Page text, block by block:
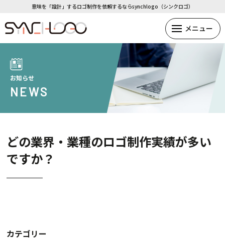
意味を「設計」するロゴ制作を依頼するならsynchlogo（シンクロゴ）
お知らせ
NEWS
どの業界・業種のロゴ制作実績が多い
ですか？
カテゴリー